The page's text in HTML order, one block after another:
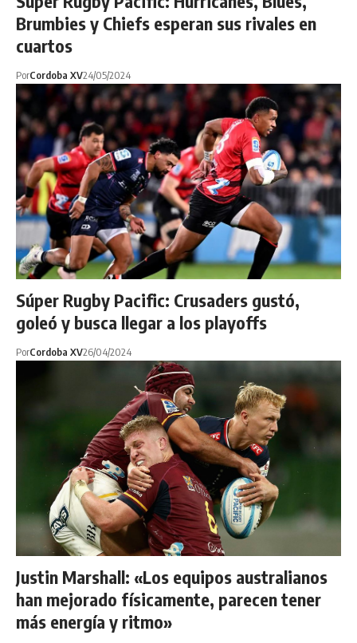
Brumbies y Chiefs esperan sus rivales en
cuartos
PorCordoba XV24/05/2024
Súper Rugby Pacific: Crusaders gustó,
goleó y busca llegar a los playoffs
PorCordoba XV26/04/2024
Justin Marshall: «Los equipos australianos
han mejorado físicamente, parecen tener
más energía y ritmo»